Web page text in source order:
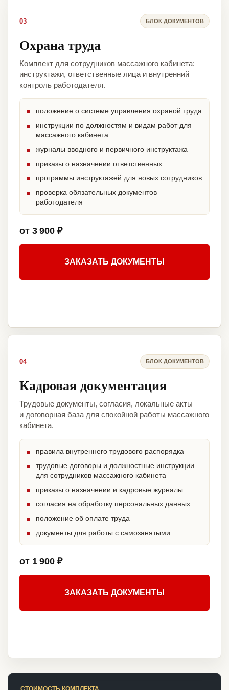
03 БЛОК ДОКУМЕНТОВ
Охрана труда
Комплект для сотрудников массажного кабинета:
инструктажи, ответственные лица и внутренний
контроль работодателя.
положение о системе управления охраной труда
инструкции по должностям и видам работ для
массажного кабинета
журналы вводного и первичного инструктажа
приказы о назначении ответственных
программы инструктажей для новых сотрудников
проверка обязательных документов
работодателя
от 3 900 ₽
ЗАКАЗАТЬ ДОКУМЕНТЫ
04 БЛОК ДОКУМЕНТОВ
Кадровая документация
Трудовые документы, согласия, локальные акты
и договорная база для спокойной работы массажного
кабинета.
правила внутреннего трудового распорядка
трудовые договоры и должностные инструкции
для сотрудников массажного кабинета
приказы о назначении и кадровые журналы
согласия на обработку персональных данных
положение об оплате труда
документы для работы с самозанятыми
от 1 900 ₽
ЗАКАЗАТЬ ДОКУМЕНТЫ